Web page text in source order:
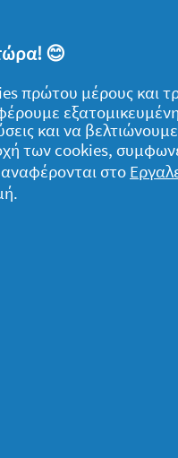
😊
πρώτου μέρους και
εξατομικευμένη
και να
των cookies,
στο